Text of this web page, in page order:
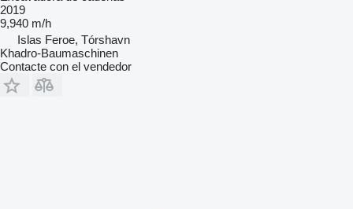
2019
9,940 m/h
Islas Feroe, Tórshavn
Khadro-Baumaschinen
Contacte con el vendedor